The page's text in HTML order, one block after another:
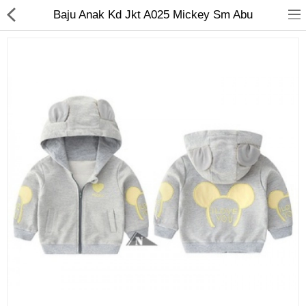
Jam Tangan
Kacamata
Kecantikan
Kesehatan
Mainan
Baju Anak Kd Jkt A025 Mickey Sm Abu